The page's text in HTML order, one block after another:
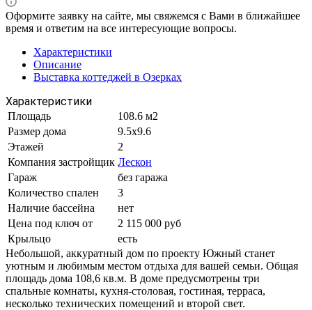
Оформите заявку на сайте, мы свяжемся с Вами в ближайшее
время и ответим на все интересующие вопросы.
Характеристики
Описание
Выставка коттеджей в Озерках
Характеристики
Площадь
108.6 м2
Размер дома
9.5х9.6
Этажей
2
Компания застройщик Лескон
Гараж
без гаража
Количество спален
3
Наличие бассейна
нет
Цена под ключ от
2 115 000 руб
Крыльцо
есть
Небольшой, аккуратный дом по проекту Южный станет
уютным и любимым местом отдыха для вашей семьи. Общая
площадь дома 108,6 кв.м. В доме предусмотрены три
спальные комнаты, кухня-столовая, гостиная, терраса,
несколько технических помещений и второй свет.